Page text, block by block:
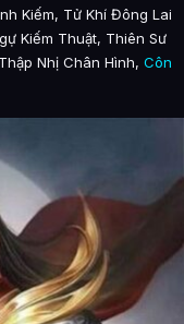
Kiếm, Tử Khí Đông Lai
Kiếm Thuật, Thiên Sư
Nhị Chân Hình, Côn